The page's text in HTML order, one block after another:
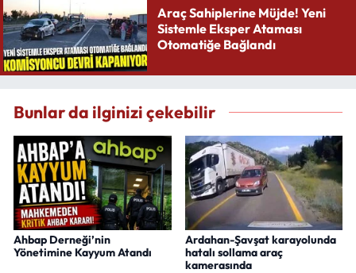
Araç Sahiplerine Müjde! Yeni
Sistemle Eksper Ataması
Otomatiğe Bağlandı
Bunlar da ilginizi çekebilir
Ahbap Derneği’nin
Yönetimine Kayyum Atandı
Ardahan-Şavşat karayolunda
hatalı sollama araç
kamerasında